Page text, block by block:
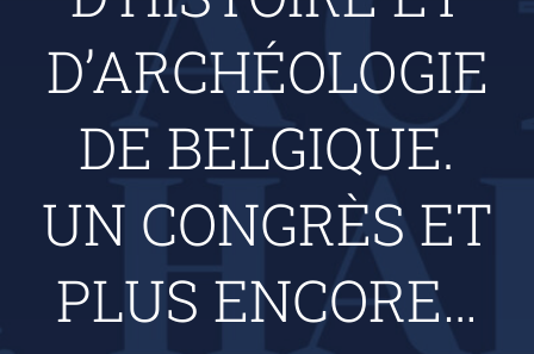
ACfHAB
D’ARCHÉOLOGIE
DE BELGIQUE.
UN CONGRÈS ET
PLUS ENCORE…